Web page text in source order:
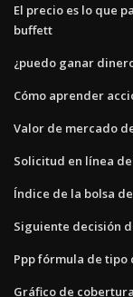
El precio es lo que
buffett
¿puedo ganar
Cómo aprender
Valor de mercado
Solicitud en línea
Índice de la bolsa
Siguiente decisión
Ppp fórmula de
Gráfico de